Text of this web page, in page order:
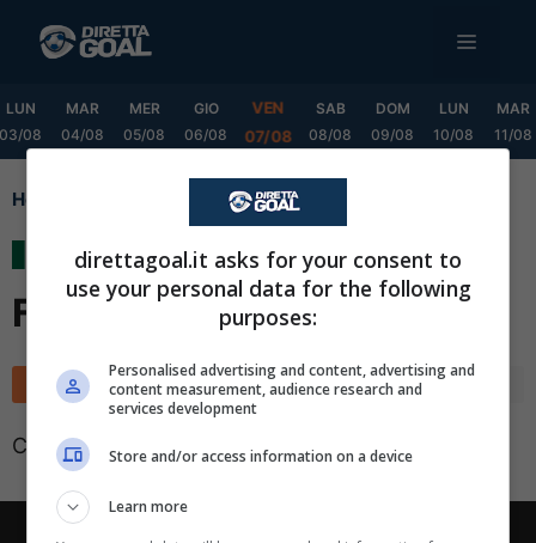
MENU
LUN
03/08
MAR
04/08
MER
05/08
GIO
06/08
VEN
07/08
SAB
08/08
DOM
09/08
LUN
10/08
MAR
11/08
Home Liga Premier - Serie A Final Stage
Liga Premier - Serie A
Final Stage
Classifica Calendario
Classifica non disponibile
Scarica DirettaGoal!
Partite e risultatiin tempo reale.
Con i pronostici dei migliori Tipster!
direttagoal.it asks for your consent to
use your personal data for the following
purposes:
Personalised advertising and content, advertising and
content measurement, audience research and
services development
Store and/or access information on a device
Learn more